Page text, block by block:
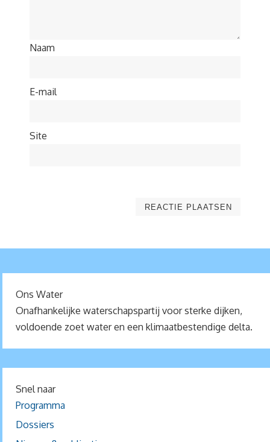
Naam
E-mail
Site
Ons Water
Onafhankelijke waterschapspartij voor sterke dijken,
voldoende zoet water en een klimaatbestendige delta.
Snel naar
Programma
Dossiers